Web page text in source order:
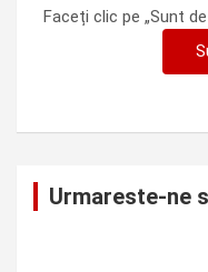
Faceți clic pe „Sunt
Urmareste-ne